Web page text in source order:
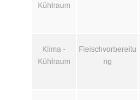
Kühlraum
Klima -
Kühlraum
Fleischvorbereitu
ng